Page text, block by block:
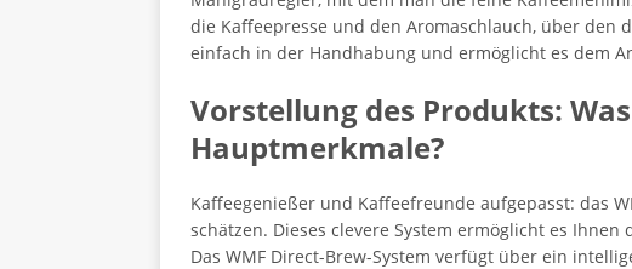
die Kaffeepresse und den Aromaschlauch, über den
einfach in der Handhabung und ermöglicht es dem
Vorstellung des Produkts:
Hauptmerkmale?
Kaffeegenießer und Kaffeefreunde aufgepasst: das
schätzen. Dieses clevere System ermöglicht es
Das WMF Direct-Brew-System verfügt über ein